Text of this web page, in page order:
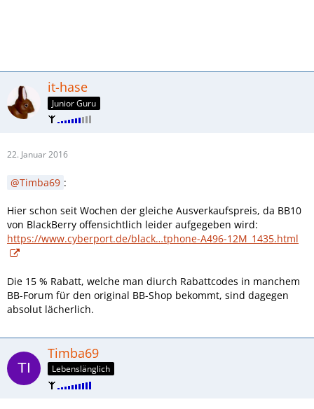
it-hase
Junior Guru
22. Januar 2016
Timba69 :
Hier schon seit Wochen der gleiche Ausverkaufspreis, da BB10
von BlackBerry offensichtlich leider aufgegeben wird:
https://www.cyberport.de/black…tphone-A496-12M_1435.html
Die 15 % Rabatt, welche man diurch Rabattcodes in manchem
BB-Forum für den original BB-Shop bekommt, sind dagegen
absolut lächerlich.
Timba69
Lebenslänglich